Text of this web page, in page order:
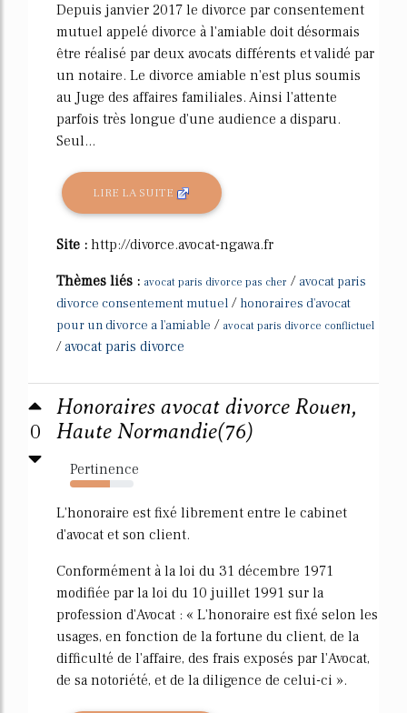
Depuis janvier 2017 le divorce par consentement
mutuel appelé divorce à l'amiable doit désormais
être réalisé par deux avocats différents et validé par
un notaire. Le divorce amiable n'est plus soumis
au Juge des affaires familiales. Ainsi l'attente
parfois très longue d'une audience a disparu.
Seul...
LIRE LA SUITE
Site : http://divorce.avocat-ngawa.fr
Thèmes liés : avocat paris divorce pas cher / avocat paris
divorce consentement mutuel / honoraires d'avocat
pour un divorce a l'amiable / avocat paris divorce conflictuel
/avocat paris divorce
0
Honoraires avocat divorce Rouen,
Haute Normandie(76)
Pertinence
63%
L'honoraire est fixé librement entre le cabinet
d'avocat et son client.
Conformément à la loi du 31 décembre 1971
modifiée par la loi du 10 juillet 1991 sur la
profession d'Avocat : « L'honoraire est fixé selon les
usages, en fonction de la fortune du client, de la
difficulté de l'affaire, des frais exposés par l'Avocat,
de sa notoriété, et de la diligence de celui-ci ».